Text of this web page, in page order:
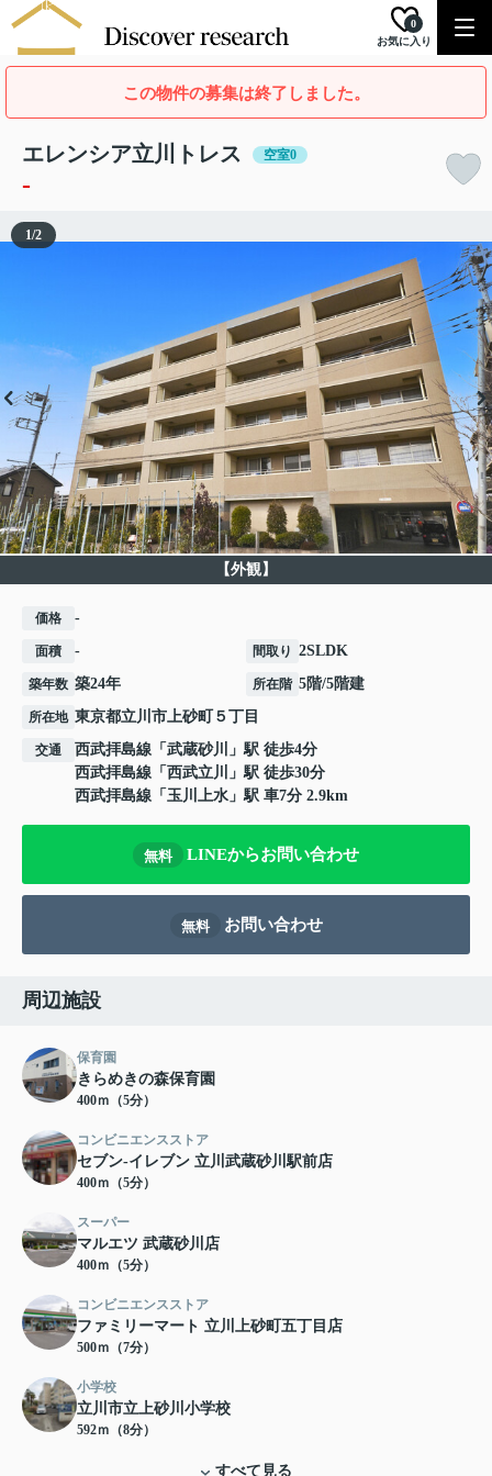
お気に入り
0
この物件の募集は終了しました。
エレンシア立川トレス 空室0
-
【外観】
1/2
価格 -
面積 - 間取り 2SLDK
築年数 築24年 所在階 5階/5階建
所在地 東京都立川市上砂町 ５丁目
交通 西武拝島線 「 武蔵砂川
」駅 徒歩4分
西武拝島線 「 西武立川
」駅 徒歩30分
西武拝島線 「 玉川上水 」駅 車7分 2.9km
無料 LINEからお問い合わせ
無料 お問い合わせ
周辺施設
保育園
きらめきの森保育園
400ｍ（5分）
コンビニエンスストア
セブン-イレブン 立川武蔵砂川駅前店
400ｍ（5分）
スーパー
マルエツ 武蔵砂川店
400ｍ（5分）
コンビニエンスストア
ファミリーマート 立川上砂町五丁目店
500ｍ（7分）
小学校
立川市立上砂川小学校
592ｍ（8分）
すべて見る